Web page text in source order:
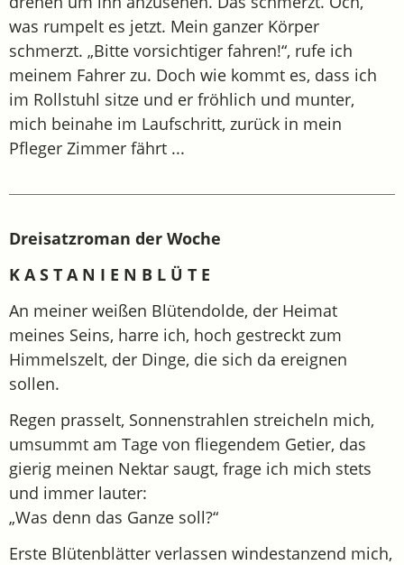
was rumpelt es jetzt. Mein ganzer Körper
schmerzt. „Bitte vorsichtiger fahren!“, rufe ich
meinem Fahrer zu. Doch wie kommt es, dass ich
im Rollstuhl sitze und er fröhlich und munter,
mich beinahe im Laufschritt, zurück in mein
Pfleger Zimmer fährt ...
Dreisatzroman der Woche
K A S T A N I E N B L Ü T E
An meiner weißen Blütendolde, der Heimat
meines Seins, harre ich, hoch gestreckt zum
Himmelszelt, der Dinge, die sich da ereignen
sollen.
Regen prasselt, Sonnenstrahlen streicheln mich,
umsummt am Tage von fliegendem Getier, das
gierig meinen Nektar saugt, frage ich mich stets
und immer lauter:
„Was denn das Ganze soll?“
Erste Blütenblätter verlassen windestanzend mich,